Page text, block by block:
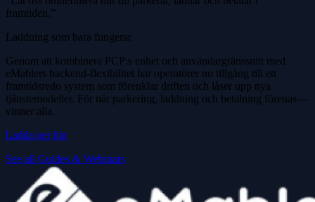
framtiden.”
Laddning som bara fungerar
Genom att kombinera PCP:s enhet och användargränssnitt med
eMablers backend-flexibilitet har operatörer nu tillgång till ett
framtidsredo system som förenklar driften och låser upp nya
tjänstemodeller. För när parkering, laddning och betalning förenas—
vinner alla.
Ladda ner här
See all Guides & Webinars